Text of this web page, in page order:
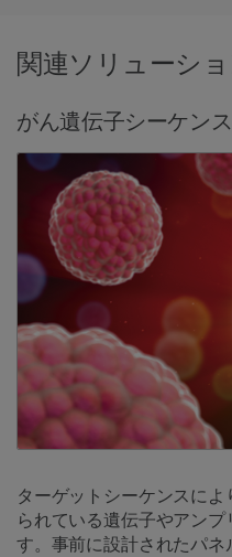
関連ソリューシ
がん遺伝子シーケンス
ターゲットシーケンスに
られている遺伝子やアン
す。事前に設計されたパ